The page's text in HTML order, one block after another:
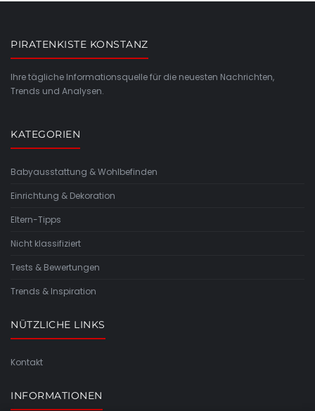
PIRATENKISTE KONSTANZ
Ihre tägliche Informationsquelle für die neuesten Nachrichten,
Trends und Analysen.
KATEGORIEN
Babyausstattung & Wohlbefinden
Einrichtung & Dekoration
Eltern-Tipps
Nicht klassifiziert
Tests & Bewertungen
Trends & Inspiration
NÜTZLICHE LINKS
Kontakt
INFORMATIONEN